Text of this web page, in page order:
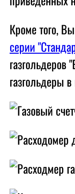
Кроме того,
серии
газгольдеров
газгольдеры